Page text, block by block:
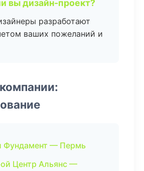
вы дизайн-проект?
разработают
ваших пожеланий и
Фундамент — Пермь
Центр Альянс —